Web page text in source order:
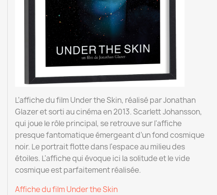
L’affiche du film Under the Skin, réalisé par Jonathan
Glazer et sorti au cinéma en 2013. Scarlett Johansson,
qui joue le rôle principal, se retrouve sur l'affiche
presque fantomatique émergeant d’un fond cosmique
noir. Le portrait flotte dans l'espace au milieu des
étoiles. L'affiche qui évoque ici la solitude et le vide
cosmique est parfaitement réalisée.
Affiche du film Under the Skin